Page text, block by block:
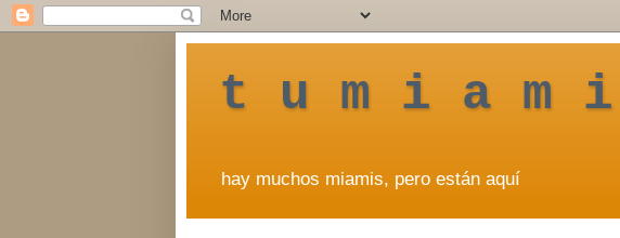
t u m i a m
hay muchos miamis, pero están aquí